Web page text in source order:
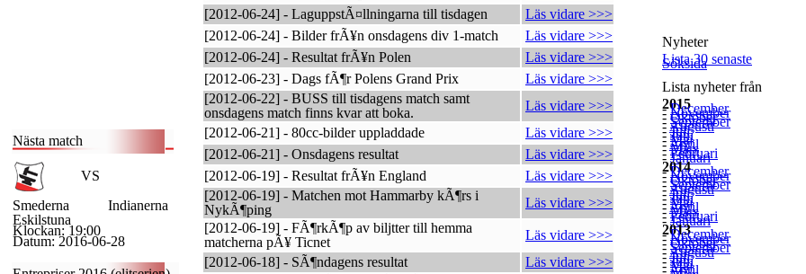
Nästa match
VS
Smederna
Indianerna
Eskilstuna
Klockan: 19:00
Datum: 2016-06-28
[2012-06-24] - LaguppstÃ¤llningarna till tisdagen
Läs vidare >>>
[2012-06-24] - Bilder frÃ¥n onsdagens div 1-match
Läs vidare >>>
[2012-06-24] - Resultat frÃ¥n Polen
Läs vidare >>>
[2012-06-23] - Dags fÃ¶r Polens Grand Prix
Läs vidare >>>
[2012-06-22] - BUSS till tisdagens match samt
onsdagens match finns kvar att boka.
Läs vidare >>>
[2012-06-21] - 80cc-bilder uppladdade
Läs vidare >>>
[2012-06-21] - Onsdagens resultat
Läs vidare >>>
[2012-06-19] - Resultat frÃ¥n England
Läs vidare >>>
[2012-06-19] - Matchen mot Hammarby kÃ¶rs i
NykÃ¶ping
Läs vidare >>>
[2012-06-19] - FÃ¶rkÃ¶p av biljtter till hemma
matcherna pÃ¥ Ticnet
Läs vidare >>>
[2012-06-18] - SÃ¶ndagens resultat
Läs vidare >>>
Nyheter
Lista 30 senaste
Söksida
Lista nyheter från
2015
-December
-November
- Oktober
- September
- Augusti
-Juli
-Juni
- Maj
- April
-Mars
-Februari
- Januari
2014
-December
-November
- Oktober
- September
- Augusti
-Juli
-Juni
- Maj
- April
-Mars
-Februari
- Januari
2013
-December
-November
- Oktober
- September
- Augusti
-Juli
-Juni
- Maj
- April